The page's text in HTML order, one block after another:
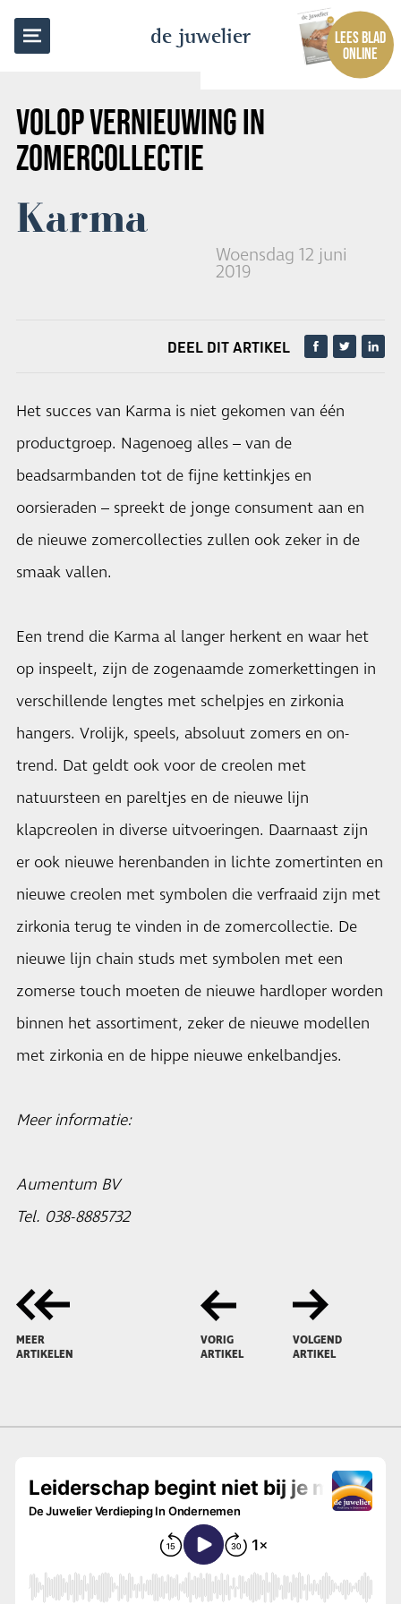
de juwelier
LEES BLAD
ONLINE
VOLOP VERNIEUWING IN
ZOMERCOLLECTIE
Karma
Woensdag 12 juni
2019
TERUG NAAR OVERZICHT
DEEL DIT ARTIKEL
Het succes van Karma is niet gekomen van één
productgroep. Nagenoeg alles – van de
beadsarmbanden tot de fijne kettinkjes en
oorsieraden – spreekt de jonge consument aan en
de nieuwe zomercollecties zullen ook zeker in de
smaak vallen.
Een trend die Karma al langer herkent en waar het
op inspeelt, zijn de zogenaamde zomerkettingen in
verschillende lengtes met schelpjes en zirkonia
hangers. Vrolijk, speels, absoluut zomers en on-
trend. Dat geldt ook voor de creolen met
natuursteen en pareltjes en de nieuwe lijn
klapcreolen in diverse uitvoeringen. Daarnaast zijn
er ook nieuwe herenbanden in lichte zomertinten en
nieuwe creolen met symbolen die verfraaid zijn met
zirkonia terug te vinden in de zomercollectie. De
nieuwe lijn chain studs met symbolen met een
zomerse touch moeten de nieuwe hardloper worden
binnen het assortiment, zeker de nieuwe modellen
met zirkonia en de hippe nieuwe enkelbandjes.
Meer informatie:
Aumentum BV
Tel. 038-8885732
MEER
ARTIKELEN
VORIG
ARTIKEL
VOLGEND
ARTIKEL